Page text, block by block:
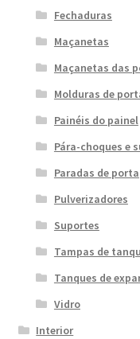
Fechaduras
Maçanetas
Maçanetas das
Molduras de
Painéis do painel
Pára-choques e
Paradas de porta
Pulverizadores
Suportes
Tampas de
Tanques de
Vidro
Interior